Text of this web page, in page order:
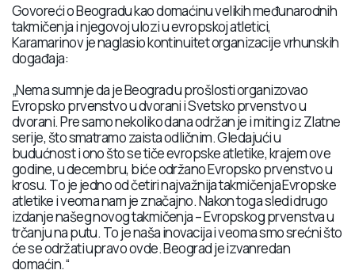
Govoreći o Beogradu kao domaćinu velikih međunarodnih
takmičenja i njegovoj ulozi u evropskoj atletici,
Karamarinov je naglasio kontinuitet organizacije vrhunskih
događaja:
„Nema sumnje da je Beograd u prošlosti organizovao
Evropsko prvenstvo u dvorani i Svetsko prvenstvo u
dvorani. Pre samo nekoliko dana održan je i miting iz Zlatne
serije, što smatramo zaista odličnim. Gledajući u
budućnost i ono što se tiče evropske atletike, krajem ove
godine, u decembru, biće održano Evropsko prvenstvo u
krosu. To je jedno od četiri najvažnija takmičenja Evropske
atletike i veoma nam je značajno. Nakon toga sledi drugo
izdanje našeg novog takmičenja – Evropskog prvenstva u
trčanju na putu. To je naša inovacija i veoma smo srećni što
će se održati upravo ovde. Beograd je izvanredan
domaćin.“